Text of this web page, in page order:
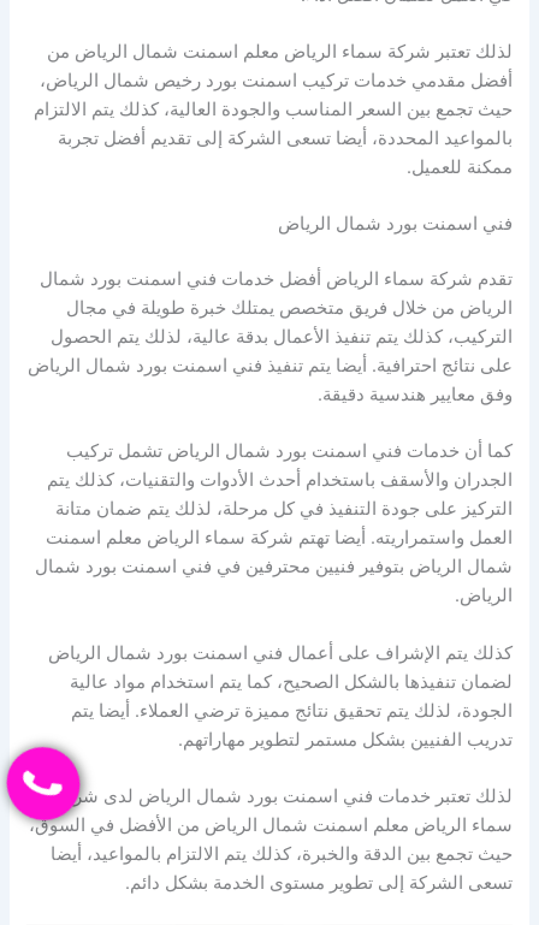
لذلك تعتبر شركة سماء الرياض معلم اسمنت شمال الرياض من
أفضل مقدمي خدمات تركيب اسمنت بورد رخيص شمال الرياض،
حيث تجمع بين السعر المناسب والجودة العالية، كذلك يتم الالتزام
بالمواعيد المحددة، أيضا تسعى الشركة إلى تقديم أفضل تجربة
ممكنة للعميل.
فني اسمنت بورد شمال الرياض
تقدم شركة سماء الرياض أفضل خدمات فني اسمنت بورد شمال
الرياض من خلال فريق متخصص يمتلك خبرة طويلة في مجال
التركيب، كذلك يتم تنفيذ الأعمال بدقة عالية، لذلك يتم الحصول
على نتائج احترافية. أيضا يتم تنفيذ فني اسمنت بورد شمال الرياض
وفق معايير هندسية دقيقة.
كما أن خدمات فني اسمنت بورد شمال الرياض تشمل تركيب
الجدران والأسقف باستخدام أحدث الأدوات والتقنيات، كذلك يتم
التركيز على جودة التنفيذ في كل مرحلة، لذلك يتم ضمان متانة
العمل واستمراريته. أيضا تهتم شركة سماء الرياض معلم اسمنت
شمال الرياض بتوفير فنيين محترفين في فني اسمنت بورد شمال
الرياض.
كذلك يتم الإشراف على أعمال فني اسمنت بورد شمال الرياض
لضمان تنفيذها بالشكل الصحيح، كما يتم استخدام مواد عالية
الجودة، لذلك يتم تحقيق نتائج مميزة ترضي العملاء. أيضا يتم
تدريب الفنيين بشكل مستمر لتطوير مهاراتهم.
لذلك تعتبر خدمات فني اسمنت بورد شمال الرياض لدى شركة
سماء الرياض معلم اسمنت شمال الرياض من الأفضل في السوق،
حيث تجمع بين الدقة والخبرة، كذلك يتم الالتزام بالمواعيد، أيضا
تسعى الشركة إلى تطوير مستوى الخدمة بشكل دائم.